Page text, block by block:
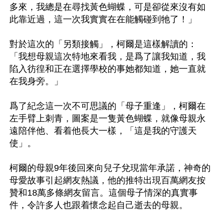
多來，我總是在尋找黃色蝴蝶，可是卻從來沒有如
此靠近過，這一次我實實在在能觸碰到牠了！」
對於這次的「另類接觸」，柯爾是這樣解讀的：
「我想母親這次特地來看我，是爲了讓我知道，我
陷入彷徨和正在選擇學校的事她都知道，她一直就
在我身旁。」
爲了紀念這一次不可思議的「母子重逢」，柯爾在
左手臂上刺青，圖案是一隻黃色蝴蝶，就像母親永
遠陪伴他、看着他長大一樣，「這是我的守護天
使」。
柯爾的母親9年後回來向兒子兌現當年承諾，神奇的
母愛故事引起網友熱議，他的推特出現百萬網友按
贊和18萬多條網友留言。這個母子情深的真實事
件，令許多人也跟着懷念起自己逝去的母親。